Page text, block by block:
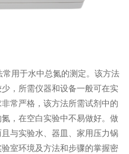
用于水中总氮的测定。该方法
，所需仪器和设备一般可在实
常严格，该方法所需试剂中的
，在空白实验中不易做好。做
与实验水、器皿、家用压力锅
室环境及方法和步骤的掌握密